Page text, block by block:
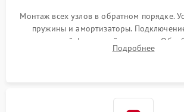
Монтаж всех узлов в обратном порядке.
пружины и амортизаторы.
надежной фиксацией хомутами.
герметиком для предотвращения
Подробнее